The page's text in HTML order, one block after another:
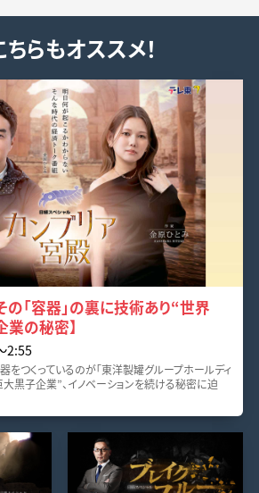
ちらもオススメ！
の「容器」の裏に技術あり“世界
業の秘密】
2:55
つくっているのが「東洋製罐グループホールディ
大黒子企業”、イノベーションを続ける秘密に迫